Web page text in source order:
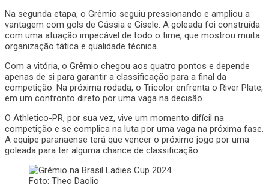
Na segunda etapa, o Grêmio seguiu pressionando e ampliou a
vantagem com gols de Cássia e Gisele. A goleada foi construída
com uma atuação impecável de todo o time, que mostrou muita
organização tática e qualidade técnica.
Com a vitória, o Grêmio chegou aos quatro pontos e depende
apenas de si para garantir a classificação para a final da
competição. Na próxima rodada, o Tricolor enfrenta o River Plate,
em um confronto direto por uma vaga na decisão.
O Athletico-PR, por sua vez, vive um momento difícil na
competição e se complica na luta por uma vaga na próxima fase.
A equipe paranaense terá que vencer o próximo jogo por uma
goleada para ter alguma chance de classificação
Foto: Theo Daolio